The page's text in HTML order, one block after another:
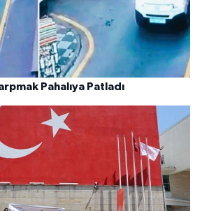
Pahalıya Patladı